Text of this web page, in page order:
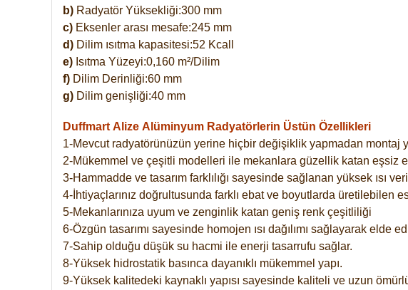
b) Radyatör Yüksekliği:300 mm
c) Eksenler arası mesafe:245 mm
d) Dilim ısıtma kapasitesi:52 Kcall
e) Isıtma Yüzeyi:0,160 m²/Dilim
f) Dilim Derinliği:60 mm
g) Dilim genişliği:40 mm
Duffmart Alize Alüminyum Radyatörlerin Üstün Özellikleri
1-Mevcut radyatörünüzün yerine hiçbir değişiklik yapmadan montaj
2-Mükemmel ve çeşitli modelleri ile mekanlara güzellik katan eşsiz
3-Hammadde ve tasarım farklılığı sayesinde sağlanan yüksek ısı
4-İhtiyaçlarınız doğrultusunda farklı ebat ve boyutlarda üretilebilen
5-Mekanlarınıza uyum ve zenginlik katan geniş renk çeşitliliği
6-Özgün tasarımı sayesinde homojen ısı dağılımı sağlayarak elde
7-Sahip olduğu düşük su hacmi ile enerji tasarrufu sağlar.
8-Yüksek hidrostatik basınca dayanıklı mükemmel yapı.
9-Yüksek kalitedeki kaynaklı yapısı sayesinde kaliteli ve uzun